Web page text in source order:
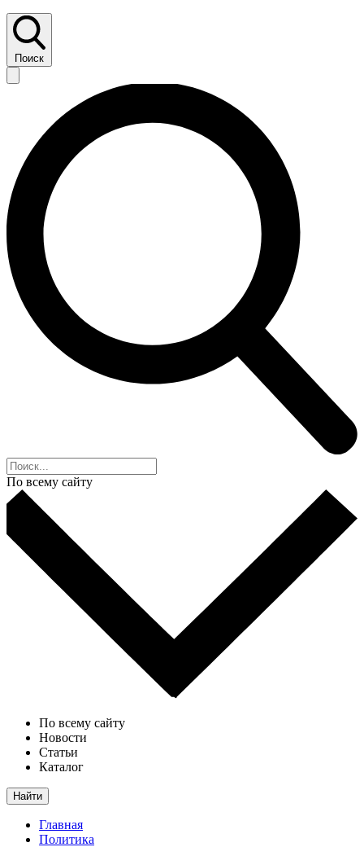
Поиск
По всему сайту
По всему сайту
Новости
Статьи
Каталог
Найти
Главная
Политика